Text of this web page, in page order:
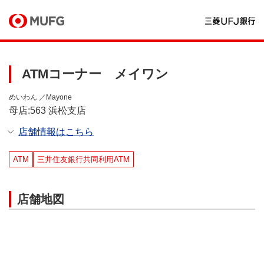
ATMコーナー メイワン
めいわん ／Mayone
母店:563 浜松支店
店舗情報はこちら
ATM 三井住友銀行共同利用ATM
店舗地図